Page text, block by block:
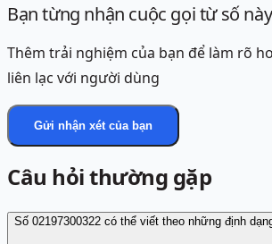
Bạn từng nhận cuộc gọi từ số
Thêm trải nghiệm của bạn để làm rõ
liên lạc với người dùng
Gửi nhận xét của bạn
Câu hỏi thường gặp
Số 02197300322 có thể viết theo những định